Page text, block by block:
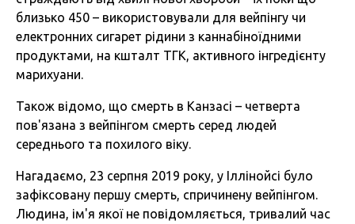
близько 450 – використовували для вейпінгу чи
електронних сигарет рідини з каннабіноїдними
продуктами, на кшталт ТГК, активного інгредієнту
марихуани.
Також відомо, що смерть в Канзасі – четверта
пов'язана з вейпінгом смерть серед людей
середнього та похилого віку.
Нагадаємо, 23 серпня 2019 року, у Іллінойсі було
зафіксовану першу смерть, спричинену вейпінгом.
Людина, ім'я якої не повідомляється, тривалий час